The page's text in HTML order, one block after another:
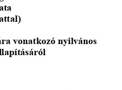
vonatkozó nyilvános